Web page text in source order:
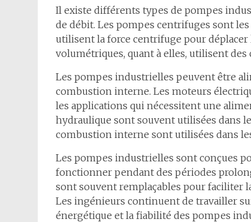
Il existe différents types de pompes
de débit. Les pompes centrifuges sont
utilisent la force centrifuge pour
volumétriques, quant à elles, utilisent
Les pompes industrielles peuvent être
combustion interne. Les moteurs
les applications qui nécessitent une
hydraulique sont souvent utilisées dans
combustion interne sont utilisées dans
Les pompes industrielles sont conçues
fonctionner pendant des périodes
sont souvent remplaçables pour faciliter
Les ingénieurs continuent de travailler
énergétique et la fiabilité des pompes